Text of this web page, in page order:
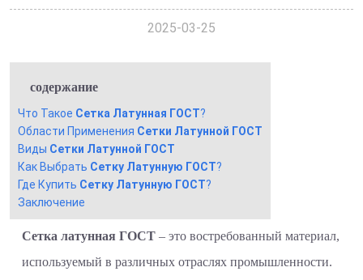
2025-03-25
содержание
Что Такое Сетка Латунная ГОСТ?
Области Применения Сетки Латунной ГОСТ
Виды Сетки Латунной ГОСТ
Как Выбрать Сетку Латунную ГОСТ?
Где Купить Сетку Латунную ГОСТ?
Заключение
Сетка латунная ГОСТ – это востребованный материал,
используемый в различных отраслях промышленности.